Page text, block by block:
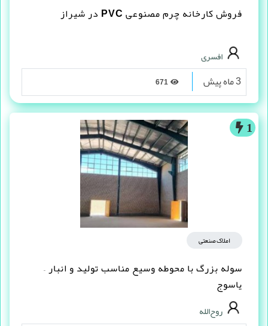
فروش کارخانه چرم مصنوعى PVC در شیراز
افسری
3 ماه پیش
1
املاک صنعتی
سوله بزرگ با محوطه وسیع مناسب تولید و انبار –
یاسوج
روح‌الله